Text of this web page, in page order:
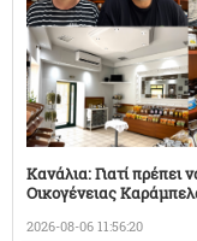
Κανάλια: Γιατί πρέπει
Οικογένειας
2026-08-06 11:56:20